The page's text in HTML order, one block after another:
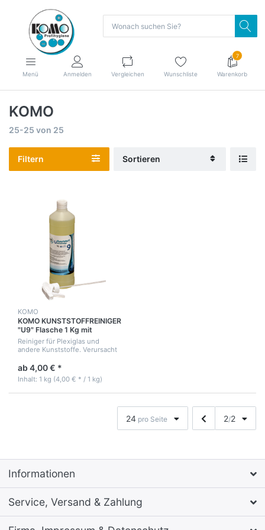
Menü Anmelden Vergleichen Wunschliste
7
Warenkorb
KOMO
25-25 von 25
Filtern Sortieren
KOMO
KOMO KUNSTSTOFFREINIGER
"U9" Flasche 1 Kg mit
Sprühpistole
Reiniger für Plexiglas und
andere Kunststoffe. Verursacht
Für die innen und außen
Reinigung von Corona
Schutzvisiere und Trennw...
ab 4,00 € *
Inhalt: 1 kg (4,00 € * / 1 kg)
24 pro Seite 2/2
Informationen
Service, Versand & Zahlung